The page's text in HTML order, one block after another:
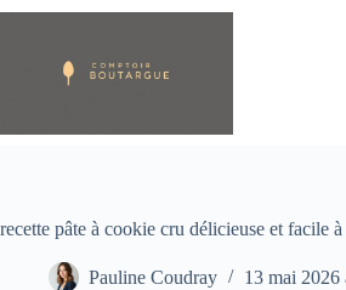
Passer
recette pâte à cookie cru délicieuse et facile
Pauline Coudray 13 mai 2026